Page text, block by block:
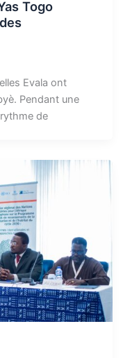
Togo
Evala ont
Pendant une
de